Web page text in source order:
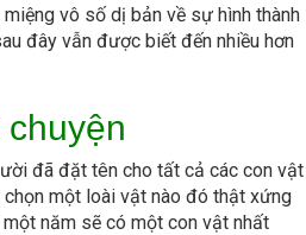
vô số dị bản về sự hình thành
đây vẫn được biết đến nhiều hơn
đã đặt tên cho tất cả các con vật
một loài vật nào đó thật xứng
năm sẽ có một con vật nhất